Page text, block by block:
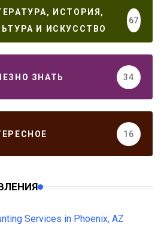
ИСТОРИЯ,
И ИСКУССТВО
67
ЗНАТЬ 34
16
Services in Phoenix, AZ